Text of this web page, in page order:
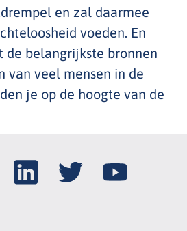
en zal daarmee
voeden. En
de belangrijkste bronnen
van veel mensen in de
je op de hoogte van de